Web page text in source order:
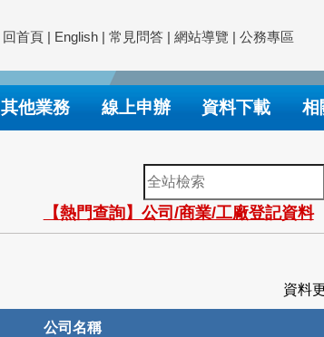
回首頁 | English | 常見問答 | 網站導覽 | 公務專區
其他業務 線上申辦 資料下載 相
全
站
檢
索
【熱門查詢】公司/商業/工廠登記資料
資料
公司名稱